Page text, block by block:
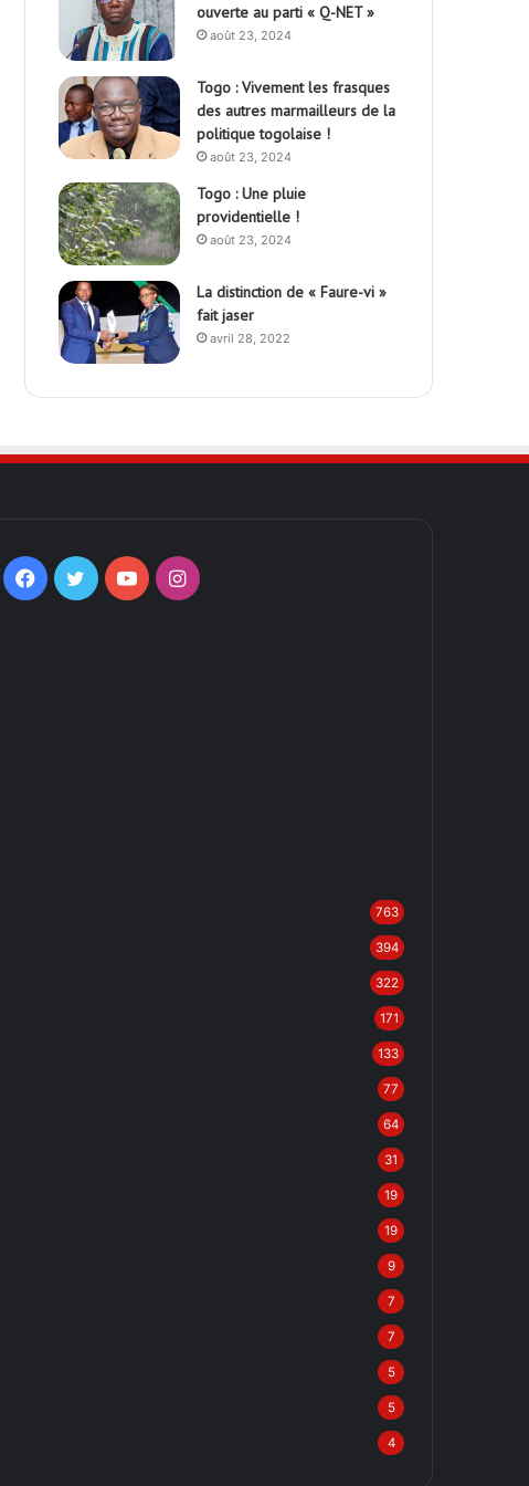
ouverte au parti « Q-NET »
août 23, 2024
Togo : Vivement les frasques
des autres marmailleurs de la
politique togolaise !
août 23, 2024
Togo : Une pluie
providentielle !
août 23, 2024
La distinction de « Faure-vi »
fait jaser
avril 28, 2022
Facebook
TwitterYouTubeInstagram
763
394
322
171
133
77
64
31
19
19
9
7
7
5
5
4